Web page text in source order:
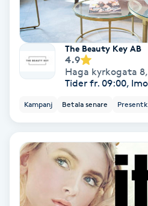
Vaccination
Vampyrbehandling
Vaxning
Vaxning brasiliansk
Veterinär
The Beauty Key AB
4.9
Haga kyrkogata 8,
Tider fr. 09:00,
Kampanj Betala senare